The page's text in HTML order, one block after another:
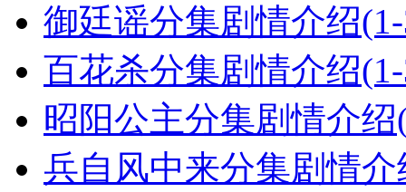
御廷谣分集剧情介绍
百花杀分集剧情介绍
昭阳公主分集剧情介
兵自风中来分集剧情